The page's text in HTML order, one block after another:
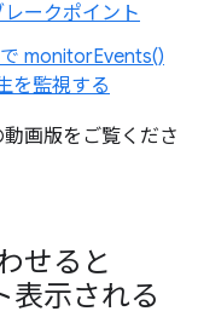
ークポイント
monitorEvents()
を監視する
画版をご覧くださ
せると
表示される